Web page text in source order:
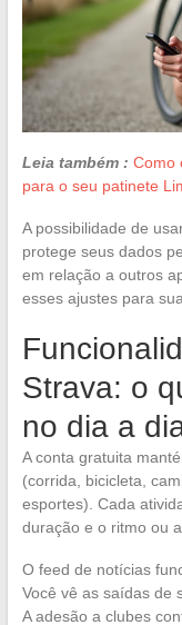
Leia também : Como
para o seu patinete
A possibilidade de
protege seus dados
em relação a outros
esses ajustes para
Strava: o
no dia a
A conta gratuita
(corrida, bicicleta,
esportes). Cada
duração e o ritmo ou
O feed de notícias
Você vê as saídas de
A adesão a clubes